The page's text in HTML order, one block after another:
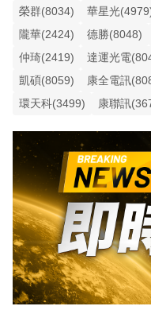
榮群(8034)
華星光
隴華(2424)
德勝(8048)
仲琦(2419)
達運光電
凱碩(8059)
康全電訊
環天科(3499)
康聯訊